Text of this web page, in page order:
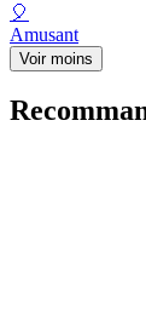
🎈
Amusant
Voir moins